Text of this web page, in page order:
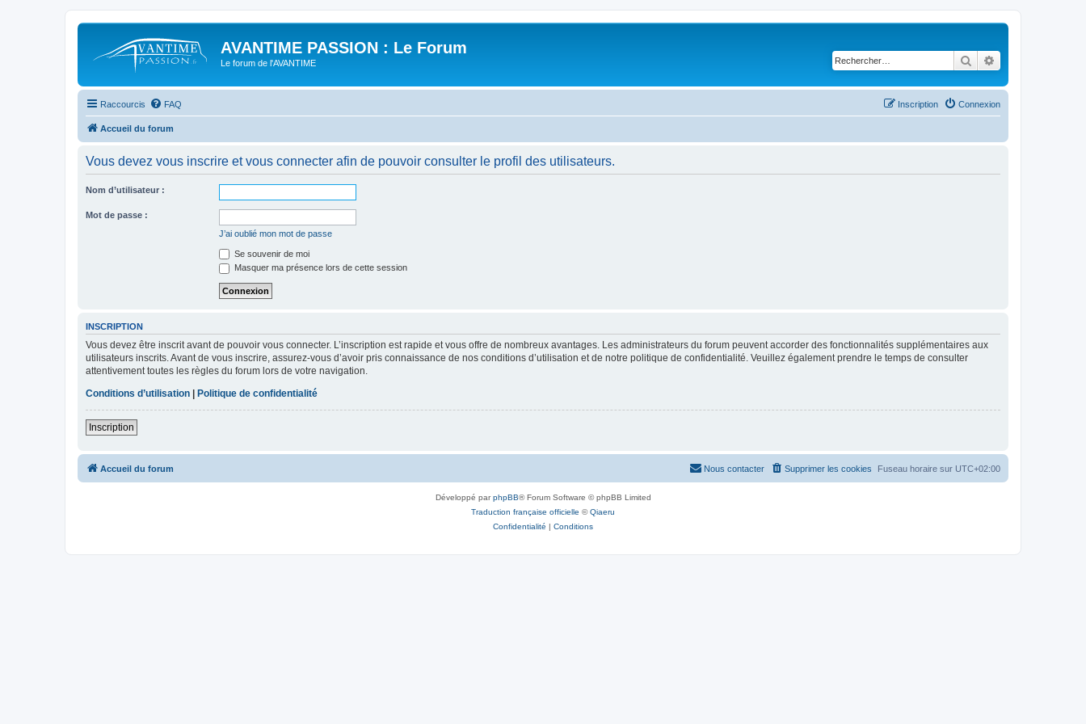
AVANTIME PASSION : Le Forum
Le forum de l'AVANTIME Rechercher
Raccourcis FAQ Connexion
Inscription
Accueil du forum
Vous devez vous inscrire et vous connecter afin de pouvoir consulter le profil des utilisateurs.
Nom d’utilisateur :
Mot de passe :
J’ai oublié mon mot de passe
Se souvenir de moi
Masquer ma présence lors de cette session
INSCRIPTION
Vous devez être inscrit avant de pouvoir vous connecter. L’inscription est rapide et vous offre de nombreux avantages. Les administrateurs du forum peuvent accorder des fonctionnalités supplémentaires aux
utilisateurs inscrits. Avant de vous inscrire, assurez-vous d’avoir pris connaissance de nos conditions d’utilisation et de notre politique de confidentialité. Veuillez également prendre le temps de consulter
attentivement toutes les règles du forum lors de votre navigation.
Conditions d’utilisation
Politique de confidentialité
Inscription
Accueil du forum Fuseau horaire sur UTC+02:00
Supprimer les cookies
Nous contacter
Développé parphpBB® Forum Software © phpBB Limited
Traduction française officielle ©Qiaeru
Confidentialité | Conditions